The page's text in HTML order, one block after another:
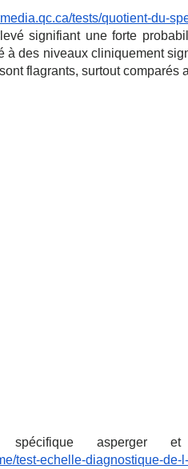
tests/quotient-du-
signifiant une forte
à des niveaux cliniquement
flagrants, surtout comparés
asperger
test-echelle-diagnostique-